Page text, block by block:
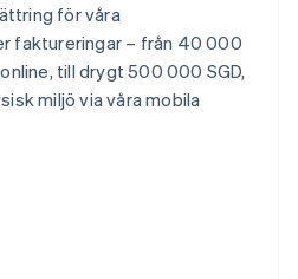
för våra
faktureringar – från 40 000
till drygt 500 000 SGD,
miljö via våra mobila